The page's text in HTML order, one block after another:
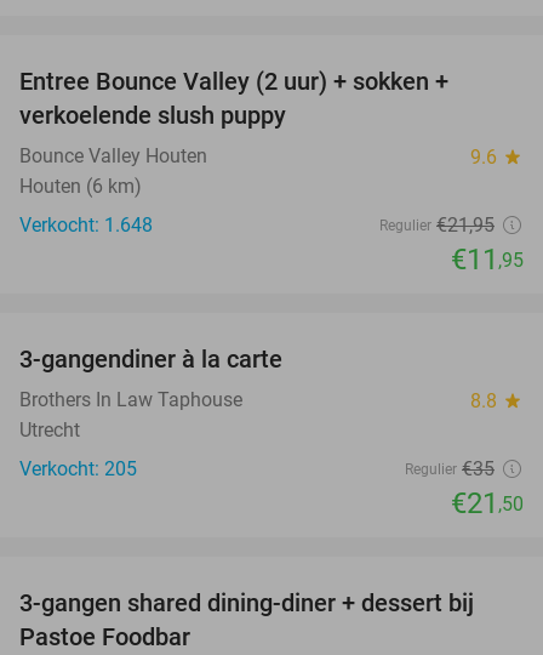
Entree Bounce Valley (2 uur) + sokken +
verkoelende slush puppy
Bounce Valley Houten 9.6 star
Houten (6 km)
Verkocht: 1.648
Regulier €21,95
€11 ,95
3-gangendiner à la carte
Brothers In Law Taphouse 8.8 star
Utrecht
Verkocht: 205
Regulier €35
€21 ,50
37%
3-gangen shared dining-diner + dessert bij
Pastoe Foodbar